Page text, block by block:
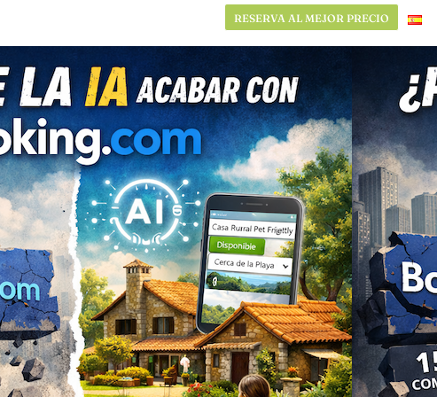
RESERVA AL MEJOR PRECIO
RESERVA AL MEJOR PRECIO